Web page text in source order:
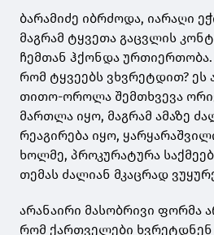
ბარამიძე იბრძოდა, იარაღი
მაგრამ ტყვეთა გაცვლის
ჩემთან ჰქონდა ურთიერთობა.
რომ ტყვეებს ვხვრეტდით? ეს
თითო-ოროლა შემთხვევა
მართლა იყო, მაგრამ ამაზე
რეაგირება იყო,
ხოლმე, პროკურატურა
თემას ძალიან მკაცრად
არანაირი მასობრივი ფორმა
რომ ქართველები ხვრეტდნენ